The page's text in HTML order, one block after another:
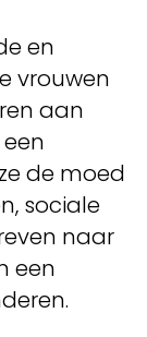
en
vrouwen
aan
de moed
sociale
naar
een